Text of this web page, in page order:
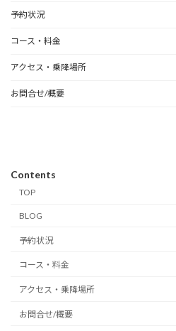
予約状況
コース・料金
アクセス・乗降場所
お問合せ/概要
Contents
TOP
BLOG
予約状況
コース・料金
アクセス・乗降場所
お問合せ/概要